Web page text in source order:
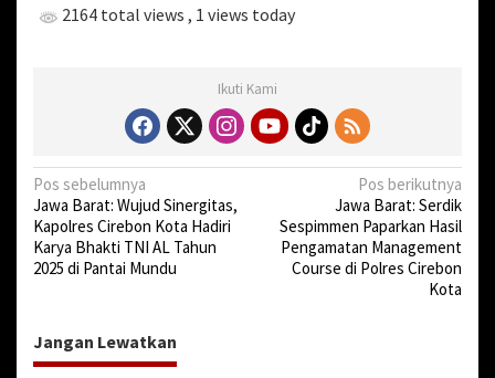
C
o
n
2164 total views , 1 views today
Ikuti Kami
N
a
v
i
a
Pos sebelumnya
Jawa Barat: Wujud Sinergitas,
Kapolres Cirebon Kota Hadiri
Karya Bhakti TNI AL Tahun
2025 di Pantai Mundu
Pos berikutnya
Jawa Barat: Serdik
Sespimmen Paparkan Hasil
Pengamatan Management
Course di Polres Cirebon
Kota
Jangan Lewatkan